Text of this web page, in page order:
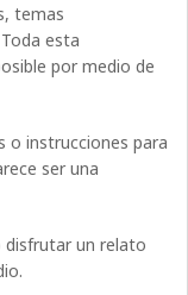
temas
esta
por medio de
o instrucciones para
ser una
disfrutar un relato